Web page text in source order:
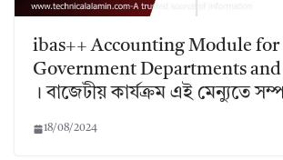
ibas++ Accounting Module for
Government Departments
। বাজেটীয় কার্যক্রম এই মেন্যুতে
18/08/2024